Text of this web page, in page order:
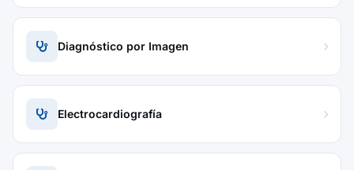
Diagnóstico por Imagen
Electrocardiografía